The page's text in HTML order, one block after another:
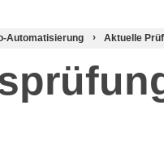
Automatisierung Aktuelle